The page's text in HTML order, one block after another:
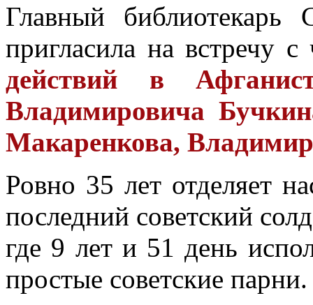
Главный библиотекарь
пригласила на встречу
действий в
Владимировича
Макаренкова,
Ровно 35 лет отделяет
последний советский
где 9 лет и 51 день
простые советские парни.